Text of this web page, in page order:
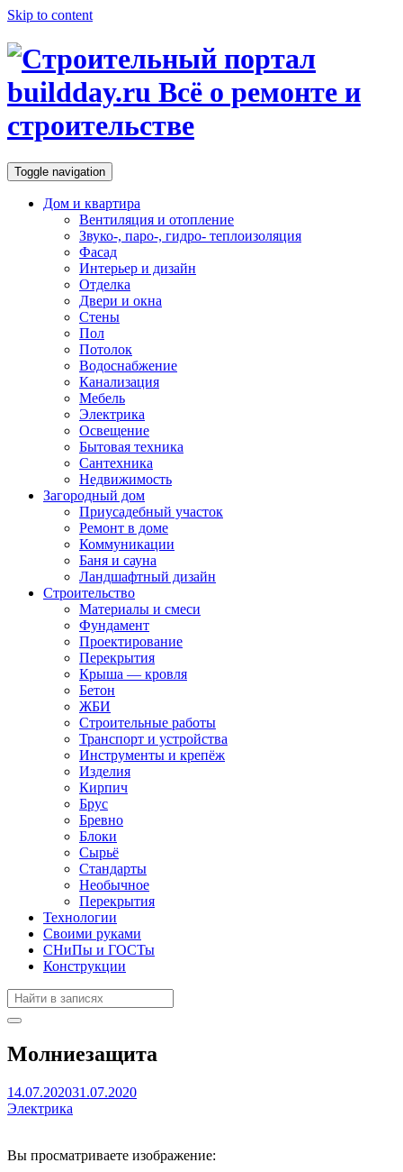
Skip to content
Toggle navigation
Дом и квартира
Вентиляция и отопление
Звуко-, паро-, гидро- теплоизоляция
Фасад
Интерьер и дизайн
Отделка
Двери и окна
Стены
Пол
Потолок
Водоснабжение
Канализация
Мебель
Электрика
Освещение
Бытовая техника
Сантехника
Недвижимость
Загородный дом
Приусадебный участок
Ремонт в доме
Коммуникации
Баня и сауна
Ландшафтный дизайн
Строительство
Материалы и смеси
Фундамент
Проектирование
Перекрытия
Крыша — кровля
Бетон
ЖБИ
Строительные работы
Транспорт и устройства
Инструменты и крепёж
Изделия
Кирпич
Брус
Бревно
Блоки
Сырьё
Стандарты
Необычное
Перекрытия
Технологии
Своими руками
СНиПы и ГОСТы
Конструкции
Молниезащита
14.07.202031.07.2020
Электрика
Вы просматриваете изображение: